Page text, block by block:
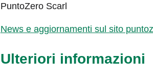
PuntoZero Scarl
News e aggiornamenti sul sito
Ulteriori informazioni